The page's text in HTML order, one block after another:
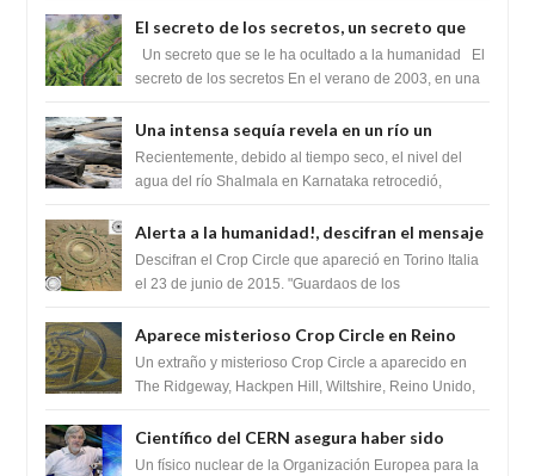
El secreto de los secretos, un secreto que
cambiaría por completo el destino de la
humanidad
Un secreto que se le ha ocultado a la humanidad El
secreto de los secretos En el verano de 2003, en una
Una intensa sequía revela en un río un
impresionante hallazgo de miles de Shiva
Lingas
Recientemente, debido al tiempo seco, el nivel del
agua del río Shalmala en Karnataka retrocedió,
Alerta a la humanidad!, descifran el mensaje
del Crop Circle de Torino ,Italia
Descifran el Crop Circle que apareció en Torino Italia
el 23 de junio de 2015. "Guardaos de los
Aparece misterioso Crop Circle en Reino
Unido 23 de junio 2016
Un extraño y misterioso Crop Circle a aparecido en
The Ridgeway, Hackpen Hill, Wiltshire, Reino Unido,
Científico del CERN asegura haber sido
ayudado por seres de luz durante una
Un físico nuclear de la Organización Europea para la